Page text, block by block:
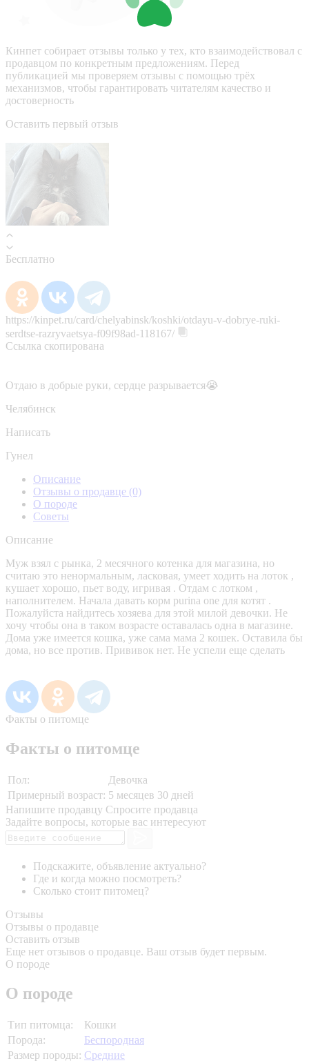
Кинпет собирает отзывы только у тех, кто взаимодействовал с
продавцом по конкретным предложениям. Перед
публикацией мы проверяем отзывы с помощью трёх
механизмов, чтобы гарантировать читателям качество и
достоверность
Оставить первый отзыв
Бесплатно
https://kinpet.ru/card/chelyabinsk/koshki/otdayu-v-dobrye-ruki-
serdtse-razryvaetsya-f09f98ad-118167/
Ссылка скопирована
Отдаю в добрые руки, сердце разрывается😭
Челябинск
Написать
Гунел
Описание
Отзывы о продавце (0)
О породе
Советы
Описание
Муж взял с рынка, 2 месячного котенка для магазина, но
считаю это ненормальным, ласковая, умеет ходить на лоток ,
кушает хорошо, пьет воду, игривая . Отдам с лотком ,
наполнителем. Начала давать корм purina one для котят .
Пожалуйста найдитесь хозяева для этой милой девочки. Не
хочу чтобы она в таком возрасте оставалась одна в магазине.
Дома уже имеется кошка, уже сама мама 2 кошек. Оставила бы
дома, но все против. Прививок нет. Не успели еще сделать
Факты о питомце
Факты о питомце
Пол:
Девочка
Примерный возраст: 5 месяцев 30 дней
Напишите продавцу Спросите продавца
Задайте вопросы, которые вас интересуют
Подскажите, объявление актуально?
Где и когда можно посмотреть?
Сколько стоит питомец?
Отзывы
Отзывы о продавце
Оставить отзыв
Еще нет отзывов о продавце. Ваш отзыв будет первым.
О породе
О породе
Тип питомца:
Кошки
Порода:
Беспородная
Размер породы: Средние